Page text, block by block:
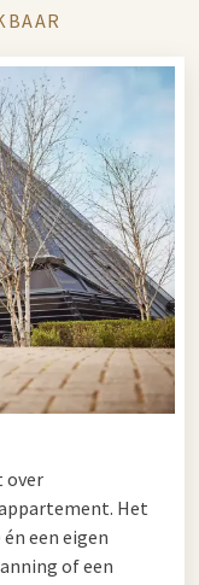
bekend om hun
Of u nu kiest
een kop koffie
van kwaliteit en
is een populair A7
en ruime faciliteiten
Ook Hotel
snelweg voor
wegrestaurants
ligt direct aan de
smakelijke pauze of
Groningen -
die onderweg
over
Het
een eigen
of een